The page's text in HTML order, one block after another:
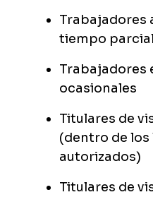
Trabajadores
tiempo
Trabajadores
ocasionales
Titulares de
(dentro de
autorizados)
Titulares de